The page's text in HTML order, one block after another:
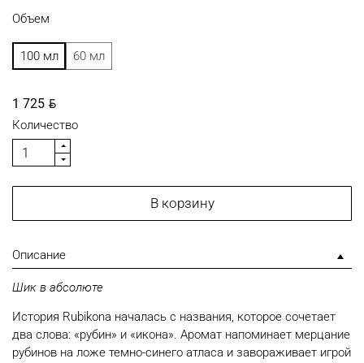
Объем
100 мл 60 мл
1 725 BYN
Количество
В корзину
Описание
Шик в абсолюте
История Rubikona началась с названия, которое сочетает
два слова: «рубин» и «икона». Аромат напоминает мерцание
рубинов на ложе темно-синего атласа и завораживает игрой